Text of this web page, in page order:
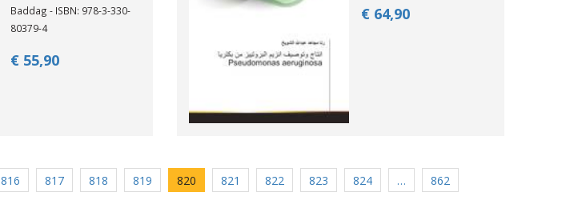
Baddag - ISBN: 978-3-330-
80379-4
€ 55,90
€ 64,90
816 817 818 819 820 821 822 823 824 …
862